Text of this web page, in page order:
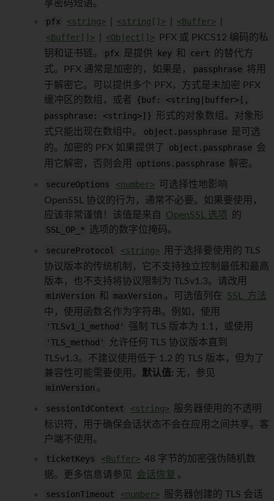
享密码短语。
pfx
<string> <string[]> <Buffer>
<Buffer[]>
<Object[]>
PFX 或 PKCS12 编码的私
钥和证书链。
pfx 是提供 key 和 cert
的替代方
式。PFX 通常是加密的，如果是，
passphrase 将用
于解密它。可以提供多个 PFX，方式是未加密 PFX
缓冲区的数组，或者
{buf: <string|buffer>[,
passphrase: <string>]} 形式的对象数组。对象形
式只能出现在数组中。
object.passphrase 是可选
的。加密的 PFX 如果提供了
object.passphrase 会
用它解密，否则会用
options.passphrase 解密。
secureOptions <number>
可选择性地影响
OpenSSL 协议的行为，通常不必要。如果要使用，
应该非常谨慎！该值是来自
OpenSSL 选项
的
SSL_OP_* 选项的数字位掩码。
secureProtocol <string>
用于选择要使用的 TLS
协议版本的传统机制，它不支持独立控制最低和最高
版本，也不支持将协议限制为 TLSv1.3。请改用
minVersion 和 maxVersion 。可选值列在 SSL_方法
中，使用函数名作为字符串。例如，使用
'TLSv1_1_method'
强制 TLS 版本为 1.1，或使用
'TLS_method'
允许任何 TLS 协议版本直到
TLSv1.3。不建议使用低于 1.2 的 TLS 版本，但为了
兼容性可能需要使用。 默认值: 无，参见
minVersion 。
sessionIdContext <string> 服务器使用的不透明
标识符，用于确保会话状态不会在应用之间共享。客
户端不使用。
ticketKeys
<Buffer> 48 字节的加密强伪随机数
据。更多信息请参见 会话恢复 。
sessionTimeout
<number> 服务器创建的 TLS 会话